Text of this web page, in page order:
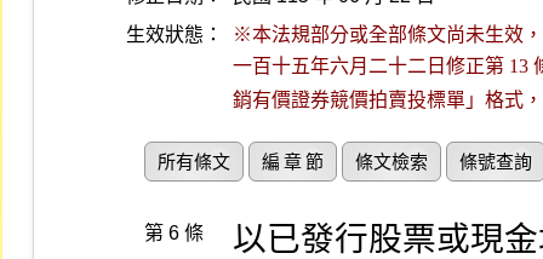
生效狀態：
※本法規部分或全部條文尚未生效
一百十五年六月二十二日修正第 13
銷有價證券競價拍賣投標單」格式
所有條文 編 章 節 條文檢索 條號查詢
第 6 條
以已發行股票或現